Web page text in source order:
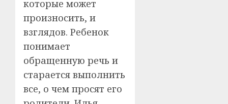
которые может
произносить, и
взглядов. Ребенок
понимает
обращенную речь и
старается выполнить
все, о чем просят его